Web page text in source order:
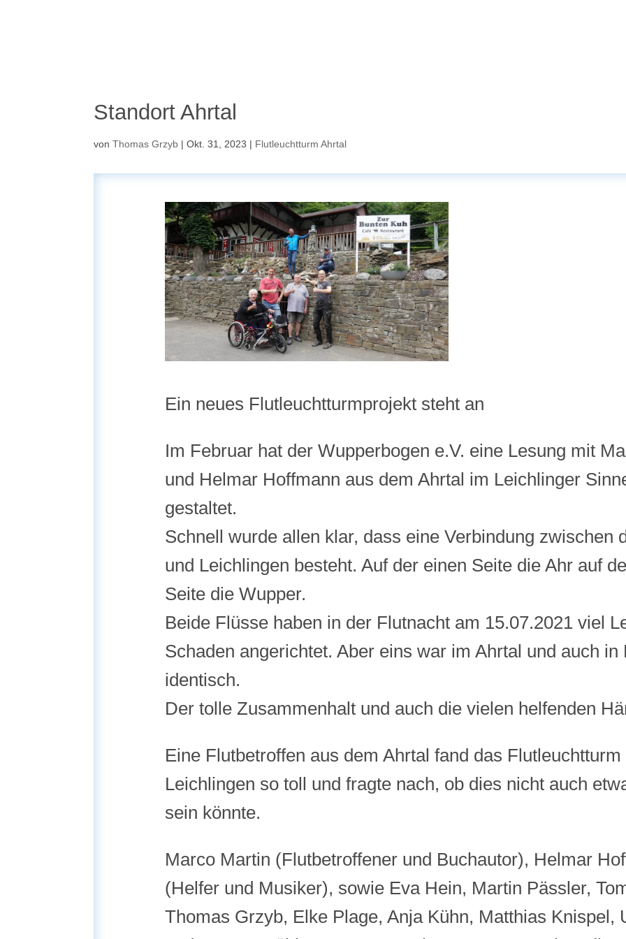
Standort Ahrtal
vonThomas Grzyb |Okt. 31, 2023 | Flutleuchtturm Ahrtal
Ein neues Flutleuchtturmprojekt steht an
Im Februar hat der Wupperbogen e.V. eine Lesung mit
und Helmar Hoffmann aus dem Ahrtal im Leichlinger
gestaltet.
Schnell wurde allen klar, dass eine Verbindung zwischen
und Leichlingen besteht. Auf der einen Seite die Ahr auf
Seite die Wupper.
Beide Flüsse haben in der Flutnacht am 15.07.2021 viel
Schaden angerichtet. Aber eins war im Ahrtal und auch in
identisch.
Der tolle Zusammenhalt und auch die vielen helfenden
Eine Flutbetroffen aus dem Ahrtal fand das
Leichlingen so toll und fragte nach, ob dies nicht auch
sein könnte.
Marco Martin (Flutbetroffener und Buchautor), Helmar
(Helfer und Musiker), sowie Eva Hein, Martin Pässler,
Thomas Grzyb, Elke Plage, Anja Kühn, Matthias Knispel,